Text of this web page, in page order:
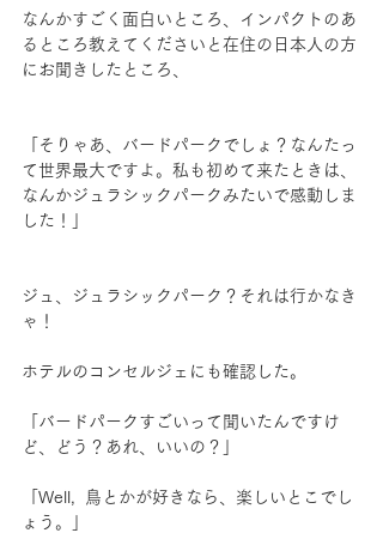
なんかすごく面白いところ、インパクトのあ
るところ教えてくださいと在住の日本人の方
にお聞きしたところ、
「そりゃあ、バードパークでしょ？なんたっ
て世界最大ですよ。私も初めて来たときは、
なんかジュラシックパークみたいで感動しま
した！」
ジュ、ジュラシックパーク？それは行かなき
ゃ！
ホテルのコンセルジェにも確認した。
「バードパークすごいって聞いたんですけ
ど、どう？あれ、いいの？」
「Well,  鳥とかが好きなら、楽しいとこでし
ょう。」